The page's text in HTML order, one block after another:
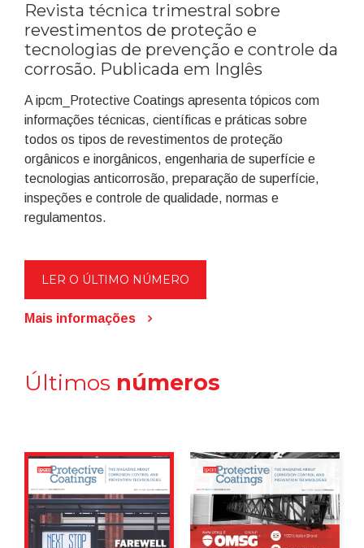
Revista técnica trimestral sobre
revestimentos de proteção e
tecnologias de prevenção e controle da
corrosão. Publicada em Inglês
A ipcm_Protective Coatings apresenta tópicos com
informações técnicas, científicas e práticas sobre
todos os tipos de revestimentos de proteção
orgânicos e inorgânicos, engenharia de superfície e
tecnologias anticorrosão, preparação de superfície,
inspeções e controle de qualidade, normas e
regulamentos.
LER O ÚLTIMO NÚMERO
Mais informações
Últimos números